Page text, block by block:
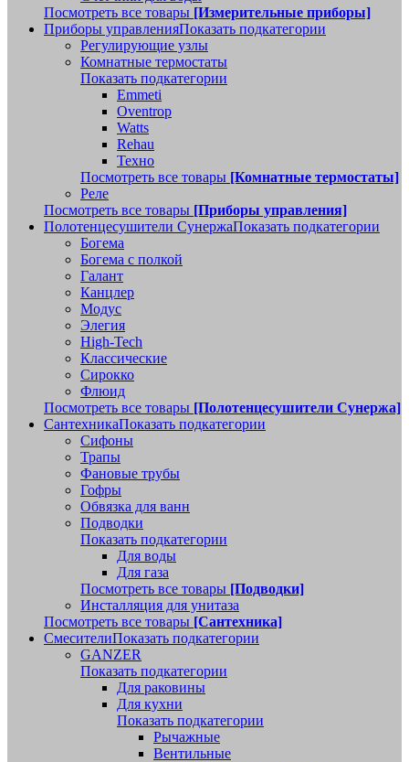
Посмотреть все товары [Измерительные приборы]
Приборы управленияПоказать подкатегории
Регулирующие узлы
Комнатные термостаты
Показать подкатегории
Emmeti
Oventrop
Watts
Rehau
Техно
Посмотреть все товары [Комнатные термостаты]
Реле
Посмотреть все товары [Приборы управления]
Полотенцесушители СунержаПоказать подкатегории
Богема
Богема с полкой
Галант
Канцлер
Модус
Элегия
High-Tech
Классические
Сирокко
Флюид
Посмотреть все товары [Полотенцесушители Сунержа]
СантехникаПоказать подкатегории
Сифоны
Трапы
Фановые трубы
Гофры
Обвязка для ванн
Подводки
Показать подкатегории
Для воды
Для газа
Посмотреть все товары [Подводки]
Инсталляция для унитаза
Посмотреть все товары [Сантехника]
СмесителиПоказать подкатегории
GANZER
Показать подкатегории
Для раковины
Для кухни
Показать подкатегории
Рычажные
Вентильные